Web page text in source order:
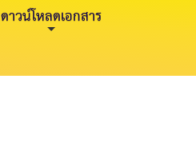
ดาวน์โหลดเอกสาร